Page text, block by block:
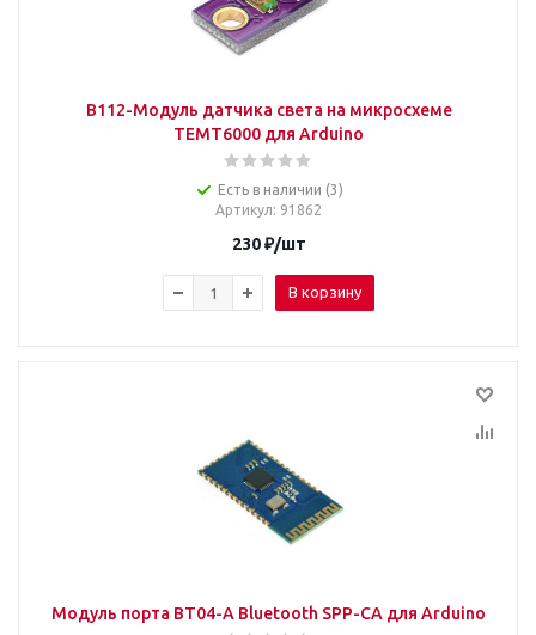
B112-Модуль датчика света на микросхеме
TEMT6000 для Arduino
Есть в наличии (3)
Артикул: 91862
230₽/шт
В корзину
Модуль порта BT04-A Bluetooth SPP-CA для Arduino